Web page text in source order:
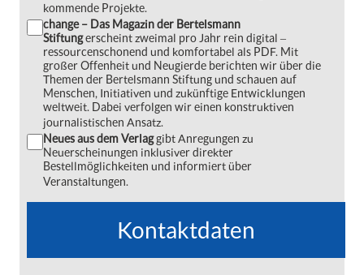
kommende Projekte.
change – Das Magazin der Bertelsmann
Stiftungerscheint zweimal pro Jahr rein digital ‒
ressourcenschonend und komfortabel als PDF. Mit
großer Offenheit und Neugierde berichten wir über die
Themen der Bertelsmann Stiftung und schauen auf
Menschen, Initiativen und zukünftige Entwicklungen
weltweit. Dabei verfolgen wir einen konstruktiven
journalistischen Ansatz.
Neues aus dem Verlaggibt Anregungen zu
Neuerscheinungen inklusiver direkter
Bestellmöglichkeiten und informiert über
Veranstaltungen.
Kontaktdaten